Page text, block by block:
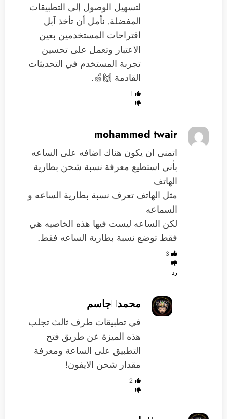
لتسهيل الوصول إلى التطبيقات
المفضلة. نأمل أن تأخذ آبل
اقتراحات المستخدمين بعين
الاعتبار وتعمل على تحسين
تجربة المستخدم في التحديثات
القادمة 🙌🍏.
1
mohammed twair
اتمنى ان يكون هناك اضافه على الساعه
بأني استطيع معرفة نسبة شحن بطارية
الهاتف
مثل الهاتف تعرف نسبة بطارية الساعه و
السماعه
لكن الساعه ليست فيها هذه الخاصيه هي
فقط توضع نسبة بطارية الساعه فقط.
3
رد
محمدجاسم
في تطبيقات طرف ثالث تجلب
هذه الميزة عن طريق فتح
التطبيق على الساعة ومعرفة
مقدار شحن الايفون!
2